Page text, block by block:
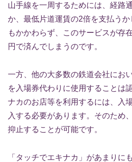
山手線を一周するためには、経路
か、最低片道運賃の2倍を支払う
もかかわらず、このサービスが存
円で済んでしまうのです。
一方、他の大多数の鉄道会社にお
を入場券代わりに使用することは
ナカのお店等を利用するには、入
入する必要があります。そのため
抑止することが可能です。
「タッチでエキナカ」があまりに